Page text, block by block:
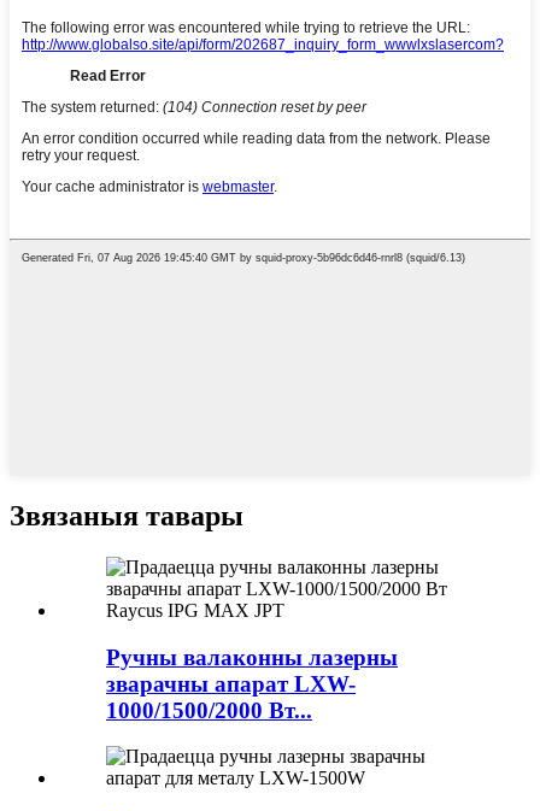
Звязаныя тавары
Ручны валаконны лазерны
зварачны апарат LXW-
1000/1500/2000 Вт...